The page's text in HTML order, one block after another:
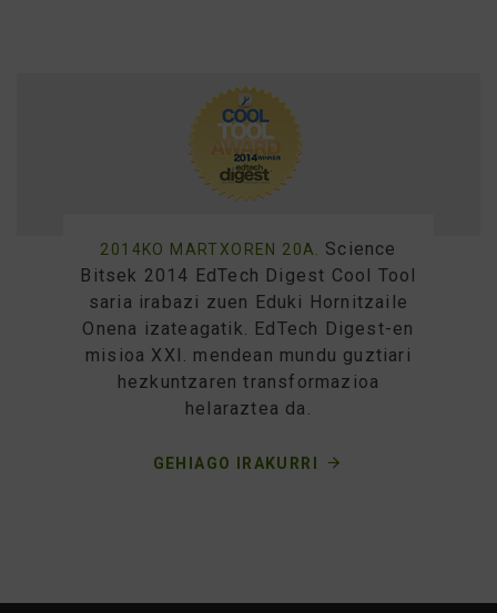
2014KO MARTXOREN 20A. Science
Bitsek 2014 EdTech Digest Cool Tool
saria irabazi zuen Eduki Hornitzaile
Onena izateagatik. EdTech Digest-en
misioa XXI. mendean mundu guztiari
hezkuntzaren transformazioa
helaraztea da.
GEHIAGO IRAKURRI